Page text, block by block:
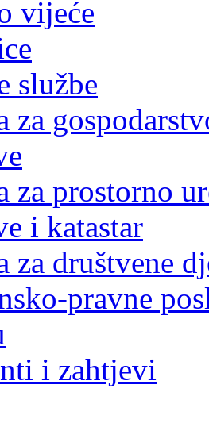
vijeće
službe
za
za prostorno
i katastar
za društvene
pravne
i zahtjevi